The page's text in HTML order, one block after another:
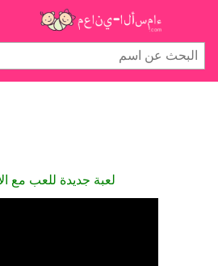
لعبة جديدة للعب مع